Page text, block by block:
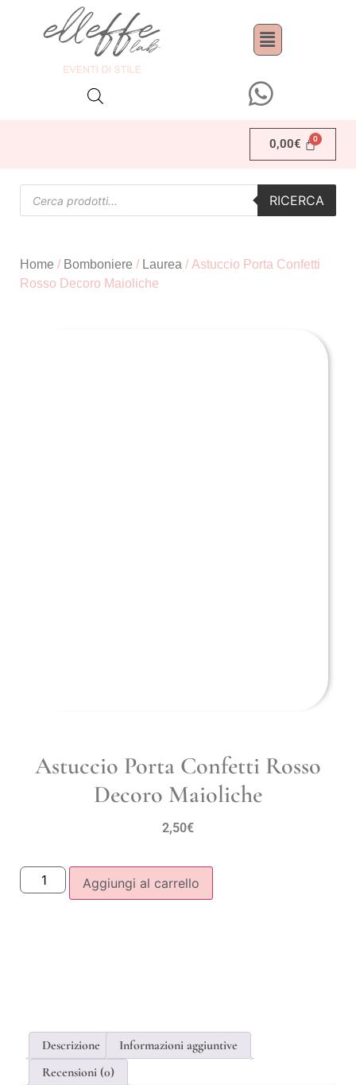
0,00€
RICERCA
Home / Bomboniere / Laurea / Astuccio Porta Confetti
Rosso Decoro Maioliche
Astuccio Porta Confetti Rosso
Decoro Maioliche
2,50€
Aggiungi al carrello
Descrizione
Informazioni aggiuntive
Recensioni (0)